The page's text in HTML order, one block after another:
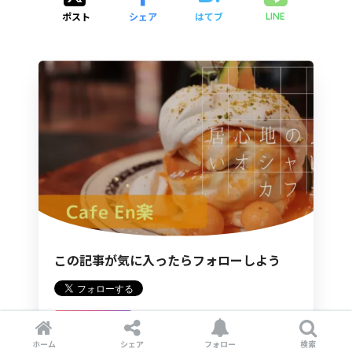
ポスト シェア はてブ LINE
この記事が気に入ったらフォローしよう
ホーム シェア フォロー 検索